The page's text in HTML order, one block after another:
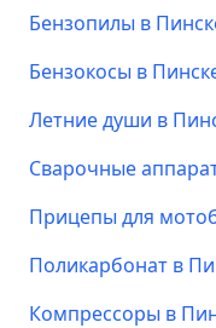
Бензопилы в
Бензокосы в
Летние души в
Сварочные
Прицепы для
Поликарбонат в
Компрессоры в